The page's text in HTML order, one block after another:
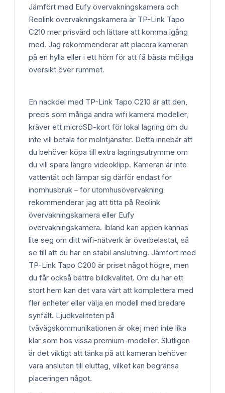
Jämfört med Eufy övervakningskamera och
Reolink övervakningskamera är TP-Link Tapo
C210 mer prisvärd och lättare att komma igång
med. Jag rekommenderar att placera kameran
på en hylla eller i ett hörn för att få bästa möjliga
översikt över rummet.
En nackdel med TP-Link Tapo C210 är att den,
precis som många andra wifi kamera modeller,
kräver ett microSD-kort för lokal lagring om du
inte vill betala för molntjänster. Detta innebär att
du behöver köpa till extra lagringsutrymme om
du vill spara längre videoklipp. Kameran är inte
vattentät och lämpar sig därför endast för
inomhusbruk – för utomhusövervakning
rekommenderar jag att titta på Reolink
övervakningskamera eller Eufy
övervakningskamera. Ibland kan appen kännas
lite seg om ditt wifi-nätverk är överbelastat, så
se till att du har en stabil anslutning. Jämfört med
TP-Link Tapo C200 är priset något högre, men
du får också bättre bildkvalitet. Om du har ett
stort hem kan det vara värt att komplettera med
fler enheter eller välja en modell med bredare
synfält. Ljudkvaliteten på
tvåvägskommunikationen är okej men inte lika
klar som hos vissa premium-modeller. Slutligen
är det viktigt att tänka på att kameran behöver
vara ansluten till eluttag, vilket kan begränsa
placeringen något.